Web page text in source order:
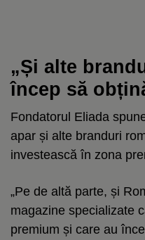
„Și alte
încep să
Fondatorul Eliada
apar și alte branduri
investească în zona
„Pe de altă parte, și
magazine specializate
premium și care au